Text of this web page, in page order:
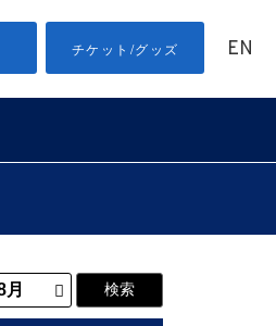
チケット/グッズ EN